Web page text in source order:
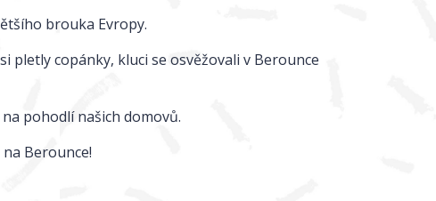
brouka Evropy.
pletly copánky, kluci se osvěžovali v Berounce
pohodlí našich domovů.
Berounce!